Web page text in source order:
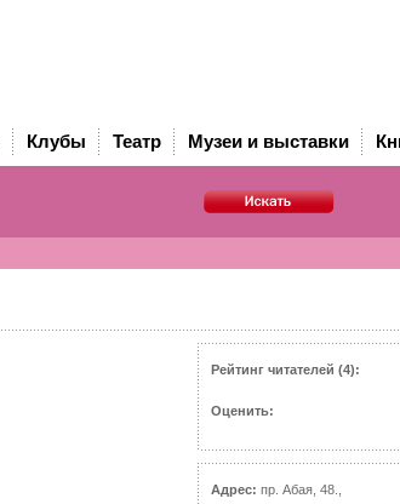
Клубы Театр Музеи и выставки
Рейтинг читателей (4):
Оценить:
Адрес: пр. Абая, 48.,